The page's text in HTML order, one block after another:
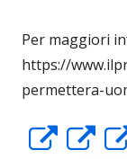
Per maggiori
https://
permettera-
Apre